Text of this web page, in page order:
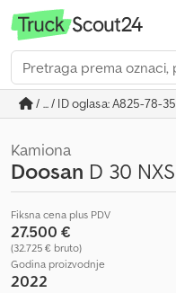
/ ... / ID oglasa: A825-78-35
Kamiona
Doosan D 30 NXS
Fiksna cena plus PDV
27.500 €
(32.725 € bruto)
Godina proizvodnje
2022